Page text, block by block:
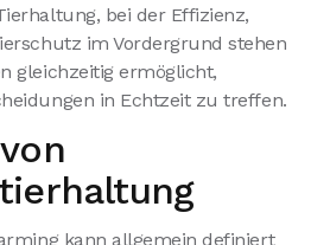
bei der Effizienz,
im Vordergrund stehen
gleichzeitig ermöglicht,
in Echtzeit zu treffen.
kann allgemein definiert